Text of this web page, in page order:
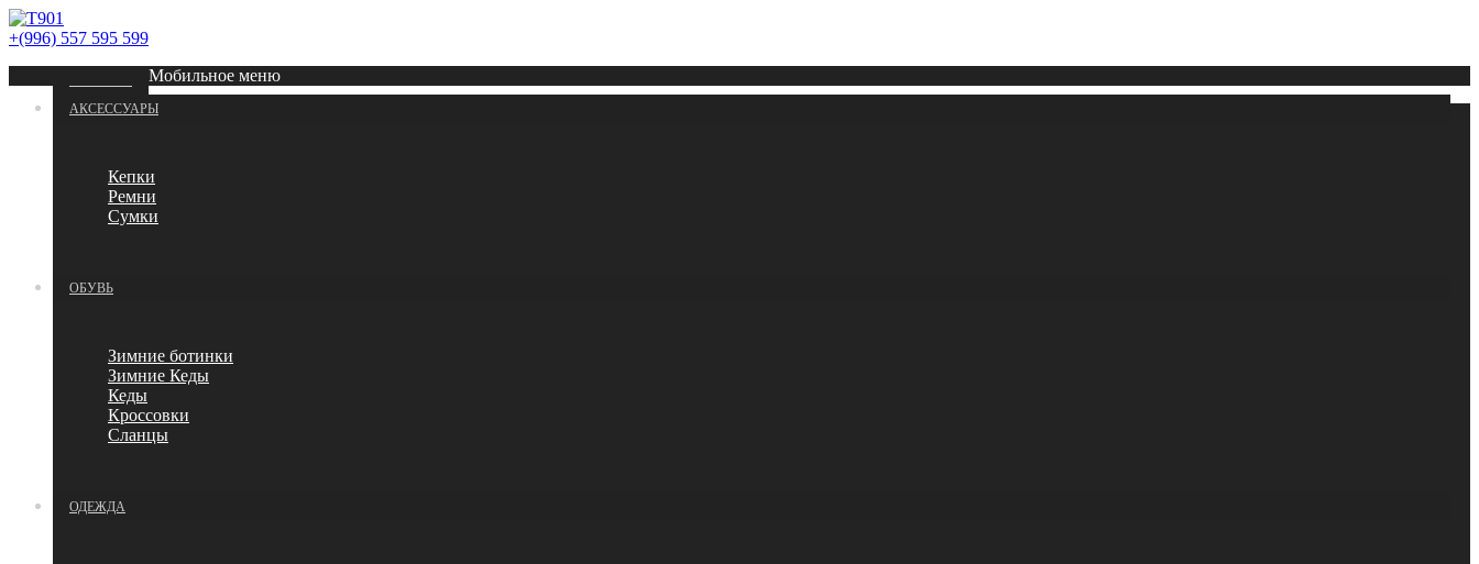
+(996) 557 595 599
АКСЕССУАРЫ
Кепки
Ремни
Сумки
ОБУВЬ
Зимние ботинки
Зимние Кеды
Кеды
Кроссовки
Сланцы
ОДЕЖДА
Мобильное меню